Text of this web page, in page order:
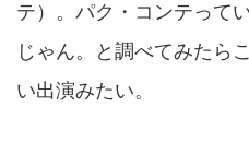
テ）。パク・コンテって
じゃん。と調べてみたら
い出演みたい。